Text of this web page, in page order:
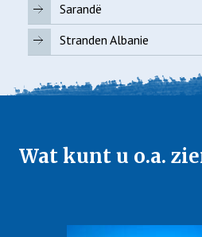
Sarandë
Stranden Albanie
Wat kunt u o.a.